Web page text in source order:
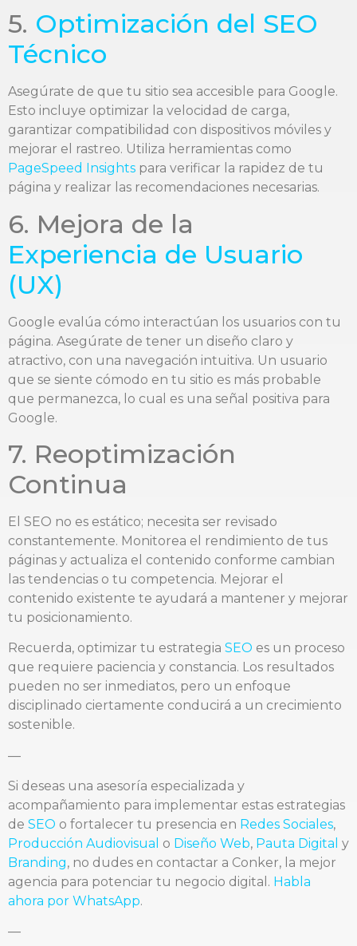
5. Optimización del SEO
Técnico
Asegúrate de que tu sitio sea accesible para Google.
Esto incluye optimizar la velocidad de carga,
garantizar compatibilidad con dispositivos móviles y
mejorar el rastreo. Utiliza herramientas como
PageSpeed Insights para verificar la rapidez de tu
página y realizar las recomendaciones necesarias.
6. Mejora de la
Experiencia de Usuario
(UX)
Google evalúa cómo interactúan los usuarios con tu
página. Asegúrate de tener un diseño claro y
atractivo, con una navegación intuitiva. Un usuario
que se siente cómodo en tu sitio es más probable
que permanezca, lo cual es una señal positiva para
Google.
7. Reoptimización
Continua
El SEO no es estático; necesita ser revisado
constantemente. Monitorea el rendimiento de tus
páginas y actualiza el contenido conforme cambian
las tendencias o tu competencia. Mejorar el
contenido existente te ayudará a mantener y mejorar
tu posicionamiento.
Recuerda, optimizar tu estrategia SEO es un proceso
que requiere paciencia y constancia. Los resultados
pueden no ser inmediatos, pero un enfoque
disciplinado ciertamente conducirá a un crecimiento
sostenible.
—
Si deseas una asesoría especializada y
acompañamiento para implementar estas estrategias
de SEO o fortalecer tu presencia en Redes Sociales,
Producción Audiovisual o Diseño Web, Pauta Digital y
Branding, no dudes en contactar a Conker, la mejor
agencia para potenciar tu negocio digital. Habla
ahora por WhatsApp.
—